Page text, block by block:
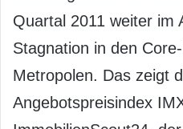
Quartal 2011 weiter im
Stagnation in den
Metropolen. Das zeigt
Angebotspreisindex